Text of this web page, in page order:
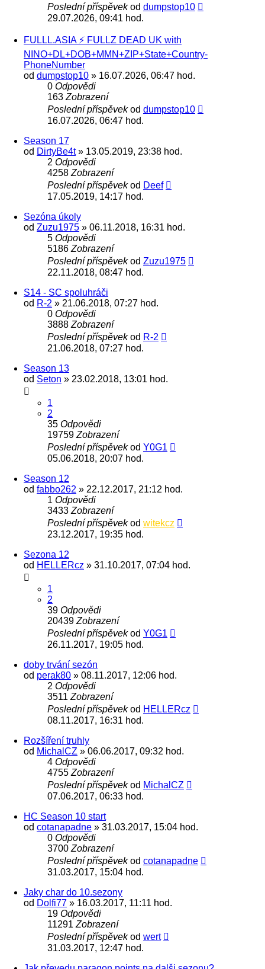
Poslední příspěvekod dumpstop10
29.07.2026, 09:41 hod.
FULLL.ASIA ⚡ FULLZ DEAD UK with
NINO+DL+DOB+MMN+ZIP+State+Country-
PhoneNumber
od dumpstop10 » 16.07.2026, 06:47 hod.
0 Odpovědi
163 Zobrazení
Poslední příspěvekod dumpstop10
16.07.2026, 06:47 hod.
Season 17
od DirtyBe4t» 13.05.2019, 23:38 hod.
2 Odpovědi
4258 Zobrazení
Poslední příspěvekod Deef
17.05.2019, 14:17 hod.
Sezóna úkoly
od Zuzu1975 » 06.11.2018, 16:31 hod.
5 Odpovědi
5186 Zobrazení
Poslední příspěvekod Zuzu1975
22.11.2018, 08:47 hod.
S14 - SC spoluhráči
od R-2 » 21.06.2018, 07:27 hod.
0 Odpovědi
3888 Zobrazení
Poslední příspěvekod R-2
21.06.2018, 07:27 hod.
Season 13
od Seton » 23.02.2018, 13:01 hod.
1
2
35 Odpovědi
19759 Zobrazení
Poslední příspěvekod Y0G1
05.06.2018, 20:07 hod.
Season 12
od fabbo262 » 22.12.2017, 21:12 hod.
1 Odpovědi
3433 Zobrazení
Poslední příspěvekod witekcz
23.12.2017, 19:35 hod.
Sezona 12
od HELLERcz » 31.10.2017, 07:04 hod.
1
2
39 Odpovědi
20439 Zobrazení
Poslední příspěvekod Y0G1
26.11.2017, 19:05 hod.
doby trvání sezón
od perak80 » 08.11.2017, 12:06 hod.
2 Odpovědi
3511 Zobrazení
Poslední příspěvekod HELLERcz
08.11.2017, 16:31 hod.
Rozšíření truhly
od MichalCZ » 06.06.2017, 09:32 hod.
4 Odpovědi
4755 Zobrazení
Poslední příspěvekod MichalCZ
07.06.2017, 06:33 hod.
HC Season 10 start
od cotanapadne » 31.03.2017, 15:04 hod.
0 Odpovědi
3700 Zobrazení
Poslední příspěvekod cotanapadne
31.03.2017, 15:04 hod.
Jaky char do 10.sezony
od Dolfi77 » 16.03.2017, 11:11 hod.
19 Odpovědi
11291 Zobrazení
Poslední příspěvekod wert
31.03.2017, 12:47 hod.